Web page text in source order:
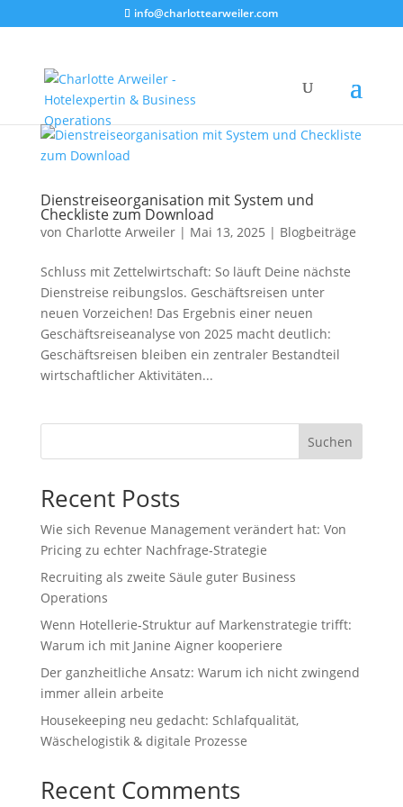
info@charlottearweiler.com
Dienstreiseorganisation mit System und
Checkliste zum Download
von Charlotte Arweiler| Mai 13, 2025 | Blogbeiträge
Schluss mit Zettelwirtschaft: So läuft Deine nächste
Dienstreise reibungslos. Geschäftsreisen unter
neuen Vorzeichen! Das Ergebnis einer neuen
Geschäftsreiseanalyse von 2025 macht deutlich:
Geschäftsreisen bleiben ein zentraler Bestandteil
wirtschaftlicher Aktivitäten...
Suchen
Recent Posts
Wie sich Revenue Management verändert hat: Von
Pricing zu echter Nachfrage‑Strategie
Recruiting als zweite Säule guter Business
Operations
Wenn Hotellerie‑Struktur auf Markenstrategie trifft:
Warum ich mit Janine Aigner kooperiere
Der ganzheitliche Ansatz: Warum ich nicht zwingend
immer allein arbeite
Housekeeping neu gedacht: Schlafqualität,
Wäschelogistik & digitale Prozesse
Recent Comments